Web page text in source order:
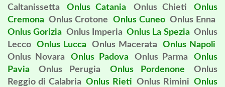
Caltanissetta
Onlus Catania Onlus Chieti
Onlus
Cremona Onlus Crotone Onlus Cuneo Onlus Enna
Onlus Gorizia Onlus Imperia Onlus La Spezia Onlus
Lecco
Onlus Lucca Onlus Macerata
Onlus Napoli
Onlus Novara
Onlus Padova Onlus Parma
Onlus
Pavia
Onlus Perugia Onlus Pordenone
Onlus
Reggio di Calabria Onlus Rieti Onlus Rimini Onlus